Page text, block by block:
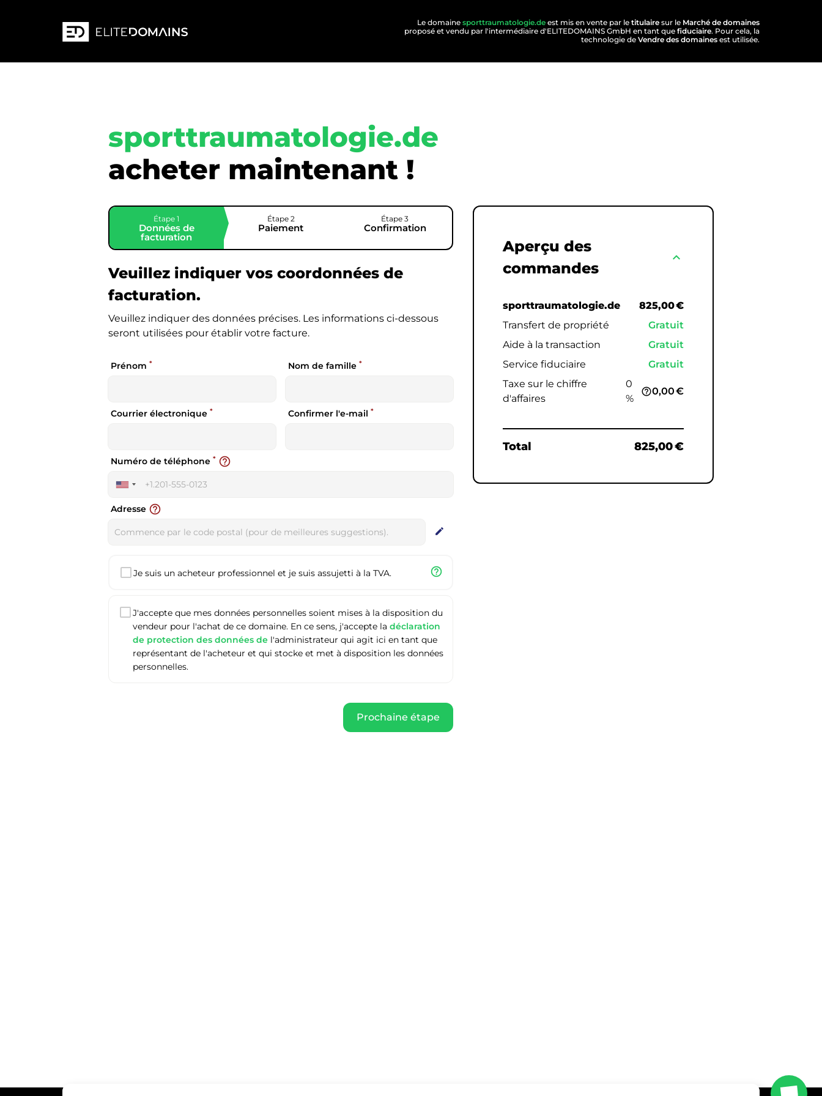
Le domaine sporttraumatologie.de est mis en vente par le titulaire sur le Marché de domaines
proposé et vendu par l'intermédiaire d'ELITEDOMAINS GmbH en tant que fiduciaire. Pour cela, la
technologie de Vendre des domaines est utilisée.
sporttraumatologie.de
acheter maintenant !
Étape 1
Données de
facturation
Étape 2
Paiement
Étape 3
Confirmation
Veuillez indiquer vos coordonnées de
facturation.
Veuillez indiquer des données précises. Les informations ci-dessous
seront utilisées pour établir votre facture.
Prénom * Nom de famille*
Courrier électronique * Confirmer l'e-mail*
United
+1
Numéro de téléphone * help_outline
Adresse help_outline
edit
Je suis un acheteur professionnel et je suis assujetti à la TVA. help_outline
J'accepte que mes données personnelles soient mises à la disposition du
vendeur pour l'achat de ce domaine. En ce sens, j'accepte la déclaration
de protection des données de l'administrateur qui agit ici en tant que
représentant de l'acheteur et qui stocke et met à disposition les données
personnelles.
Prochaine étape
Aperçu des
commandes
expand_less
sporttraumatologie.de
825,00 €
Transfert de propriété
Gratuit
Aide à la transaction
Gratuit
Service fiduciaire
Gratuit
Taxe sur le chiffre
d'affaires
0
%
help_outline0,00 €
Total 825,00 €